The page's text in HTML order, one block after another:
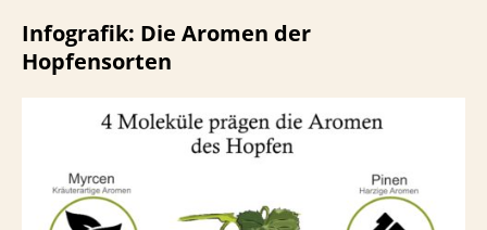
Infografik: Die Aromen der
Hopfensorten